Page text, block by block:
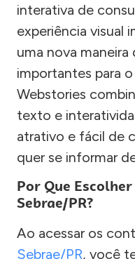
interativa de
experiência visual
uma nova
importantes para
Webstories
texto e
atrativo e fácil de
quer se informar
Por Que
Sebrae/PR?
Ao acessar os
Sebrae/PR, você